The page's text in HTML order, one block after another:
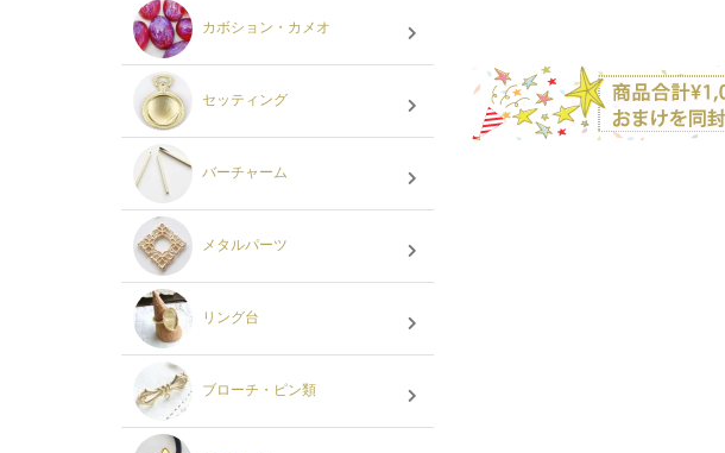
カボション・カメオ
セッティング
バーチャーム
メタルパーツ
リング台
ブローチ・ピン類